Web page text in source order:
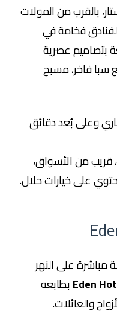
بالقرب من المولات
فخامة في
بتصاميم عصرية
سبا فاخر، مسبح
وعلى بُعد دقائق
قريب من الأسواق،
على خيارات حلال.
مباشرة على النهر
Edenبطابعه
والعائلات.